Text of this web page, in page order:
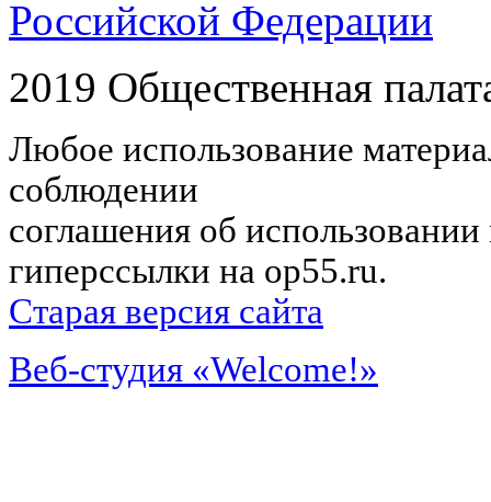
Российской Федерации
2019 Общественная
Любое использование
соблюдении
соглашения об
гиперссылки на op55.ru.
Старая версия сайта
Веб-студия «Welcome!»